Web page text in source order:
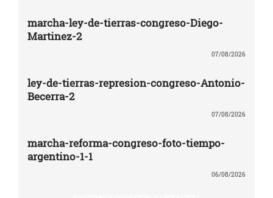
marcha-ley-de-tierras-congreso-Diego-
Martinez-2
07/08/2026
ley-de-tierras-represion-congreso-Antonio-
Becerra-2
07/08/2026
marcha-reforma-congreso-foto-tiempo-
argentino-1-1
06/08/2026